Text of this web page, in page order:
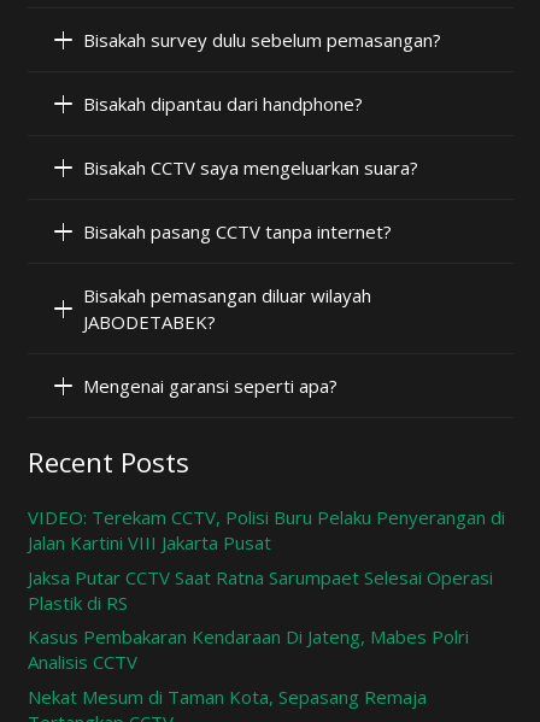
Bisakah survey dulu sebelum pemasangan?
Bisakah dipantau dari handphone?
Bisakah CCTV saya mengeluarkan suara?
Bisakah pasang CCTV tanpa internet?
Bisakah pemasangan diluar wilayah
JABODETABEK?
Mengenai garansi seperti apa?
Recent Posts
VIDEO: Terekam CCTV, Polisi Buru Pelaku Penyerangan di
Jalan Kartini VIII Jakarta Pusat
Jaksa Putar CCTV Saat Ratna Sarumpaet Selesai Operasi
Plastik di RS
Kasus Pembakaran Kendaraan Di Jateng, Mabes Polri
Analisis CCTV
Nekat Mesum di Taman Kota, Sepasang Remaja